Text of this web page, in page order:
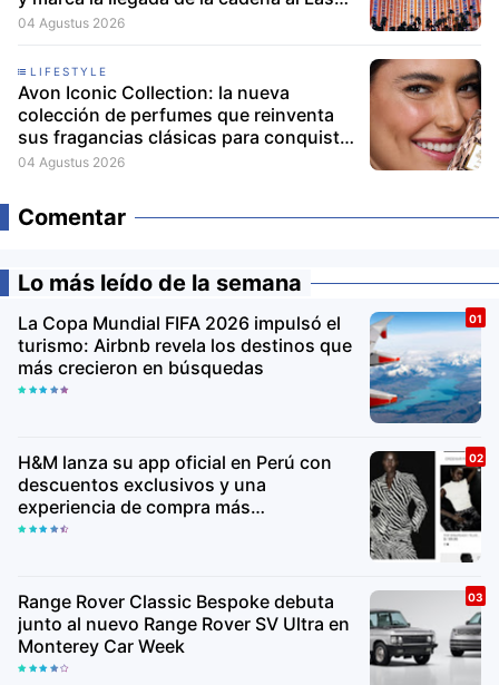
Vegas Strip
04 Agustus 2026
LIFESTYLE
Avon Iconic Collection: la nueva
colección de perfumes que reinventa
sus fragancias clásicas para conquistar
nuevas generaciones
04 Agustus 2026
Comentar
Lo más leído de la semana
La Copa Mundial FIFA 2026 impulsó el
turismo: Airbnb revela los destinos que
más crecieron en búsquedas
H&M lanza su app oficial en Perú con
descuentos exclusivos y una
experiencia de compra más
personalizada
Range Rover Classic Bespoke debuta
junto al nuevo Range Rover SV Ultra en
Monterey Car Week